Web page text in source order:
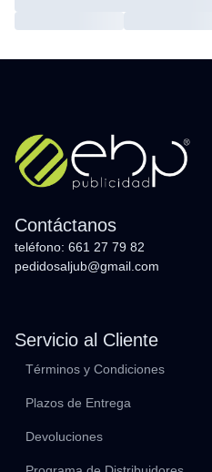
Contáctanos
teléfono: 661 27 79 82
pedidosaljub@gmail.com
Servicio al Cliente
Términos y Condiciones
Plazos de Entrega
Devoluciones